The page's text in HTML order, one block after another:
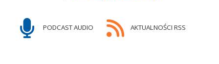
PODCAST AUDIO AKTUALNOŚCI RSS